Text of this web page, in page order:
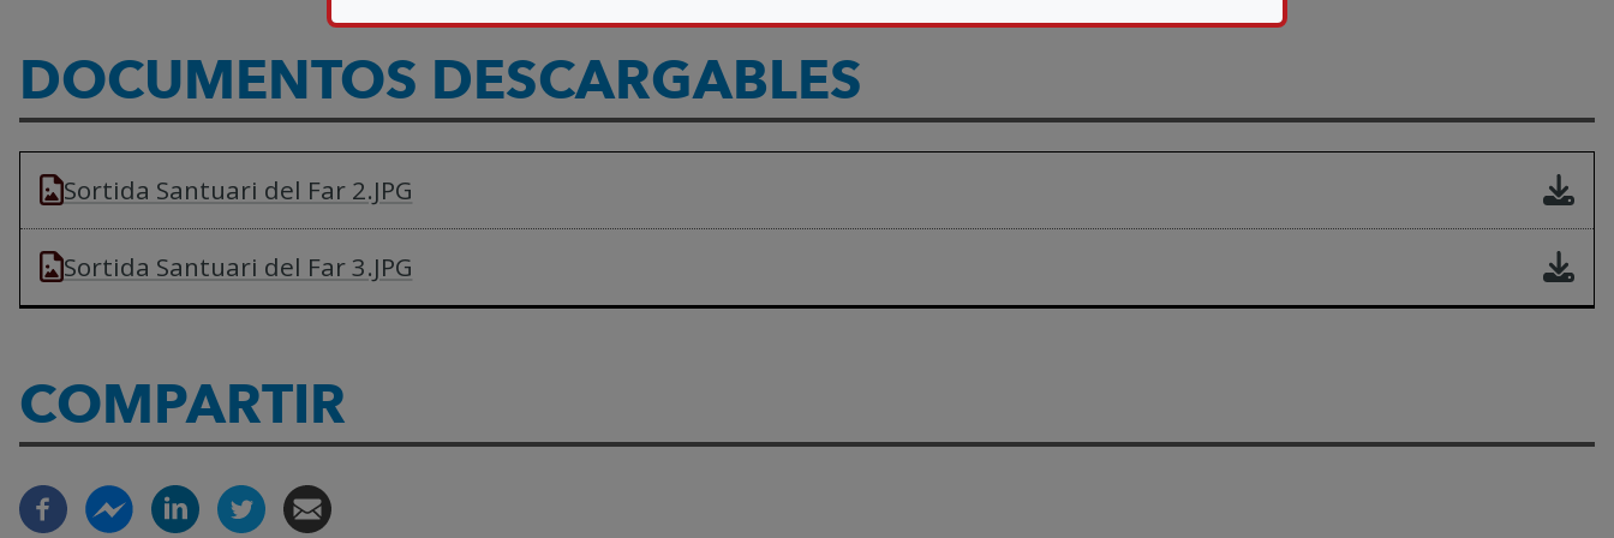
DOCUMENTOS DESCARGABLES
Sortida Santuari del Far 2.JPG
Sortida Santuari del Far 3.JPG
COMPARTIR